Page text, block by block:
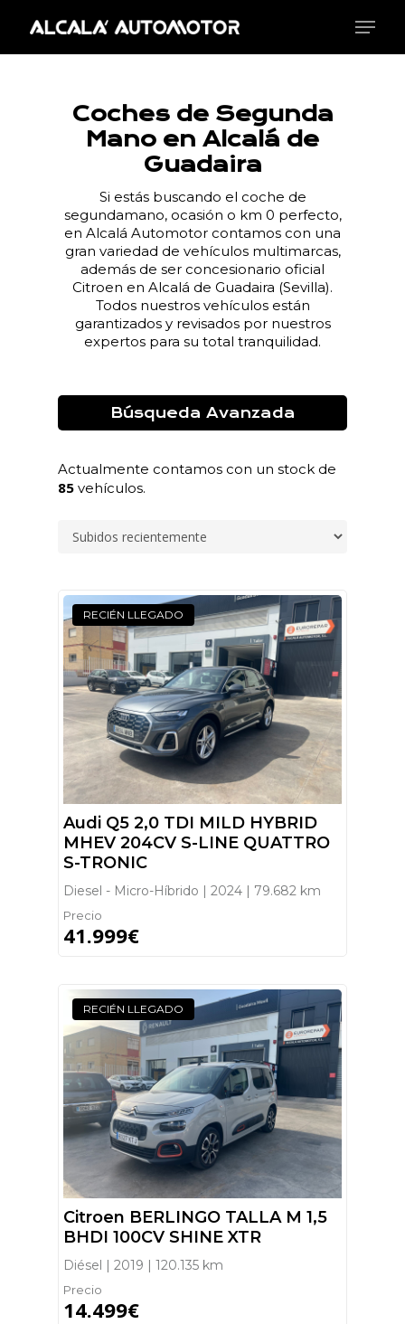
Menu
Coches de Segunda
Mano en Alcalá de
Guadaira
Si estás buscando el coche de
segundamano, ocasión o km 0 perfecto,
en Alcalá Automotor contamos con una
gran variedad de vehículos multimarcas,
además de ser concesionario oficial
Citroen en Alcalá de Guadaira (Sevilla).
Todos nuestros vehículos están
garantizados y revisados por nuestros
expertos para su total tranquilidad.
Búsqueda Avanzada
Actualmente contamos con un stock de
85 vehículos.
RECIÉN LLEGADO
Audi Q5 2,0 TDI MILD HYBRID
MHEV 204CV S-LINE QUATTRO
S-TRONIC
Diesel - Micro-Híbrido | 2024 | 79.682 km
Precio
41.999€
RECIÉN LLEGADO
Citroen BERLINGO TALLA M 1,5
BHDI 100CV SHINE XTR
Diésel | 2019 | 120.135 km
Precio
14.499€
Close